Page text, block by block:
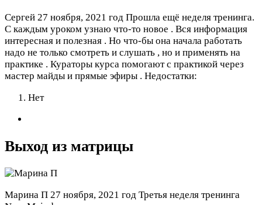
Сергей 27 ноября, 2021 год Прошла ещё неделя тренинга.
С каждым уроком узнаю что-то новое . Вся информация
интересная и полезная . Но что-бы она начала работать
надо не только смотреть и слушать , но и применять на
практике . Кураторы курса помогают с практикой через
мастер майды и прямые эфиры . Недостатки:
Нет
Выход из матрицы
Марина П 27 ноября, 2021 год Третья неделя тренинга